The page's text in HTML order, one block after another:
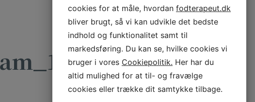
cookies for at måle, hvordan fodterapeut.dk
bliver brugt, så vi kan udvikle det bedste
indhold og funktionalitet samt til
markedsføring. Du kan se, hvilke cookies vi
bruger i vores Cookiepolitik. Her har du
altid mulighed for at til- og fravælge
cookies eller trække dit samtykke tilbage.